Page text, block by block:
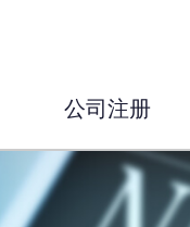
公司注册